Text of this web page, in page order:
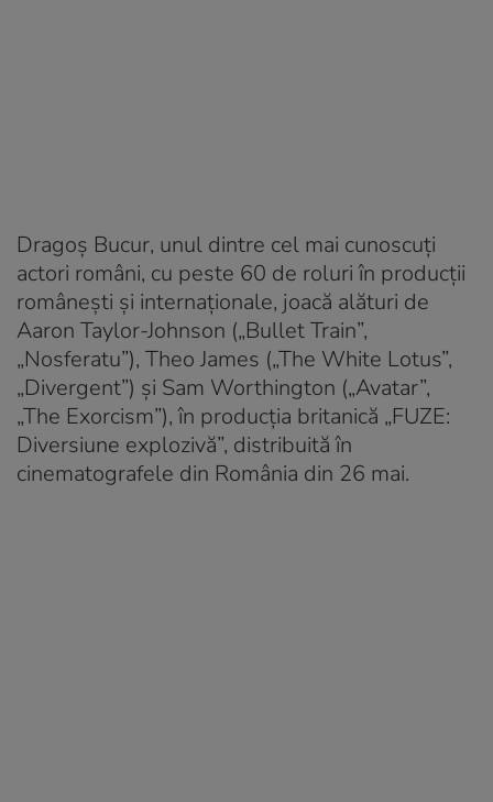
Dragoș Bucur, unul dintre cel mai cunoscuți
actori români, cu peste 60 de roluri în producții
românești și internaționale, joacă alături de
Aaron Taylor-Johnson („Bullet Train”,
„Nosferatu”), Theo James („The White Lotus”,
„Divergent”) și Sam Worthington („Avatar”,
„The Exorcism”), în producția britanică „FUZE:
Diversiune explozivă”, distribuită în
cinematografele din România din 26 mai.